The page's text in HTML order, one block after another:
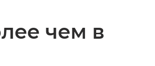
чем в